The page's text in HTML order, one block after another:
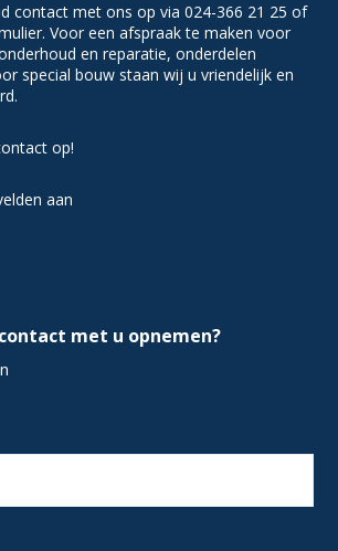
contact met ons op via 024-366 21 25 of
Voor een afspraak te maken voor
en reparatie, onderdelen
special bouw staan wij u vriendelijk en
op!
aan
met u opnemen?